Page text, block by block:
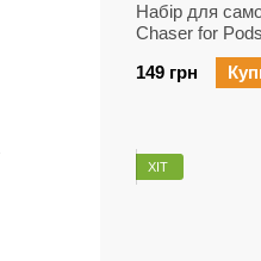
Набір для
Chaser for
149 грн
ХІТ